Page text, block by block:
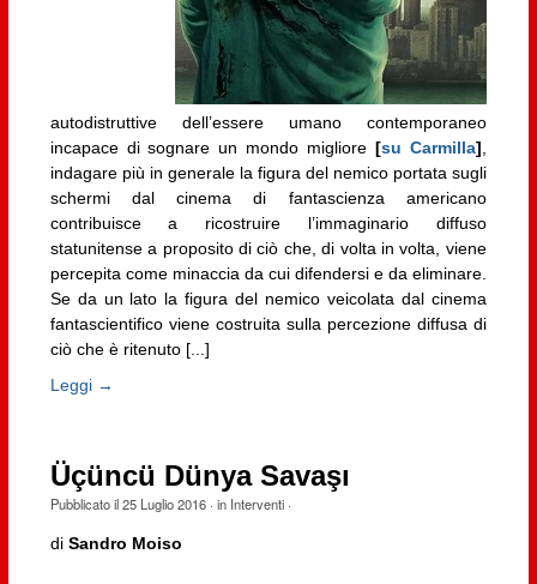
autodistruttive dell’essere umano contemporaneo
incapace di sognare un mondo migliore [su Carmilla],
indagare più in generale la figura del nemico portata sugli
schermi dal cinema di fantascienza americano
contribuisce a ricostruire l’immaginario diffuso
statunitense a proposito di ciò che, di volta in volta, viene
percepita come minaccia da cui difendersi e da eliminare.
Se da un lato la figura del nemico veicolata dal cinema
fantascientifico viene costruita sulla percezione diffusa di
ciò che è ritenuto [...]
Leggi →
Üçüncü Dünya Savaşı
Pubblicato il25 Luglio 2016· in Interventi·
di Sandro Moiso